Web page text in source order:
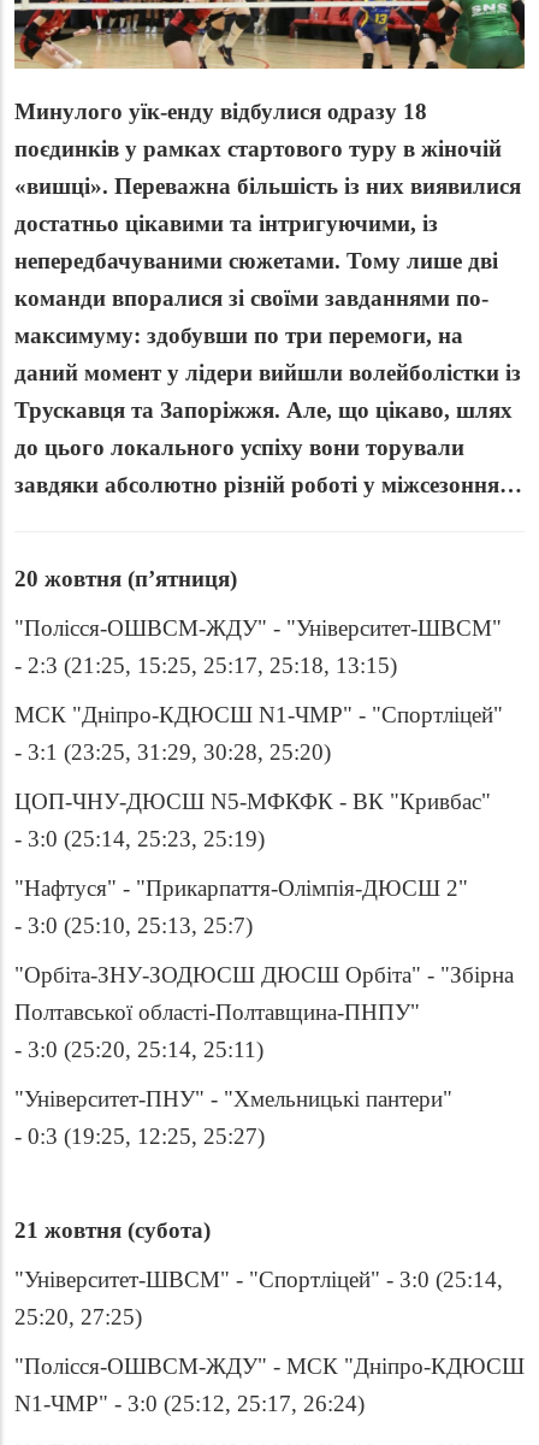
Минулого уїк-енду відбулися одразу 18
поєдинків у рамках стартового туру в жіночій
«вишці». Переважна більшість із них виявилися
достатньо цікавими та інтригуючими, із
непередбачуваними сюжетами. Тому лише дві
команди впоралися зі своїми завданнями по-
максимуму: здобувши по три перемоги, на
даний момент у лідери вийшли волейболістки із
Трускавця та Запоріжжя. Але, що цікаво, шлях
до цього локального успіху вони торували
завдяки абсолютно різній роботі у міжсезоння…
20 жовтня (п’ятниця)
"Полісся-ОШВСМ-ЖДУ" - "Університет-ШВСМ"
- 2:3 (21:25, 15:25, 25:17, 25:18, 13:15)
МСК "Дніпро-КДЮСШ N1-ЧМР" - "Спортліцей"
- 3:1 (23:25, 31:29, 30:28, 25:20)
ЦОП-ЧНУ-ДЮСШ N5-МФКФК - ВК "Кривбас"
- 3:0 (25:14, 25:23, 25:19)
"Нафтуся" - "Прикарпаття-Олімпія-ДЮСШ 2"
- 3:0 (25:10, 25:13, 25:7)
"Орбіта-ЗНУ-ЗОДЮСШ ДЮСШ Орбіта" - "Збірна
Полтавської області-Полтавщина-ПНПУ"
- 3:0 (25:20, 25:14, 25:11)
"Університет-ПНУ" - "Хмельницькі пантери"
- 0:3 (19:25, 12:25, 25:27)
21 жовтня (субота)
"Університет-ШВСМ" - "Спортліцей" - 3:0 (25:14,
25:20, 27:25)
"Полісся-ОШВСМ-ЖДУ" - МСК "Дніпро-КДЮСШ
N1-ЧМР" - 3:0 (25:12, 25:17, 26:24)